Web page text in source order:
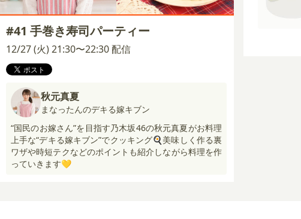
#41 手巻き寿司パーティー
12/27 (火) 21:30〜22:30 配信
秋元真夏
まなったんのデキる嫁キブン
“国民のお嫁さん”を目指す乃木坂46の秋元真夏がお料理
上手な“デキる嫁キブン”でクッキング🍳美味しく作る裏
ワザや時短テクなどのポイントも紹介しながら料理を作
っていきます💛